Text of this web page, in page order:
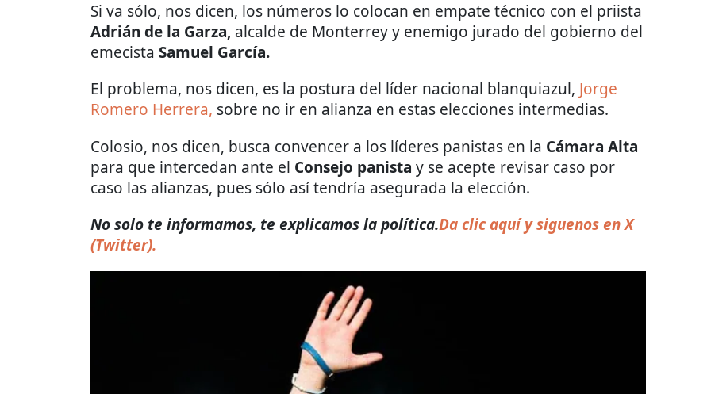
Si va sólo, nos dicen, los números lo colocan en empate técnico con el priista
Adrián de la Garza, alcalde de Monterrey y enemigo jurado del gobierno del
emecista Samuel García.
El problema, nos dicen, es la postura del líder nacional blanquiazul, Jorge
Romero Herrera, sobre no ir en alianza en estas elecciones intermedias.
Colosio, nos dicen, busca convencer a los líderes panistas en la Cámara Alta
para que intercedan ante el Consejo panista y se acepte revisar caso por
caso las alianzas, pues sólo así tendría asegurada la elección.
No solo te informamos, te explicamos la política.Da clic aquí y siguenos en X
(Twitter).